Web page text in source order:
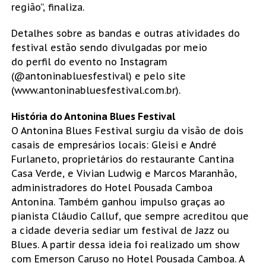
região”, finaliza.
Detalhes sobre as bandas e outras atividades do
festival estão sendo divulgadas por meio
do perfil do evento no Instagram
(@antoninabluesfestival) e pelo site
(www.antoninabluesfestival.com.br).
História do Antonina Blues Festival
O Antonina Blues Festival surgiu da visão de dois
casais de empresários locais: Gleisi e André
Furlaneto, proprietários do restaurante Cantina
Casa Verde, e Vivian Ludwig e Marcos Maranhão,
administradores do Hotel Pousada Camboa
Antonina. Também ganhou impulso graças ao
pianista Cláudio Calluf, que sempre acreditou que
a cidade deveria sediar um festival de Jazz ou
Blues. A partir dessa ideia foi realizado um show
com Emerson Caruso no Hotel Pousada Camboa. A